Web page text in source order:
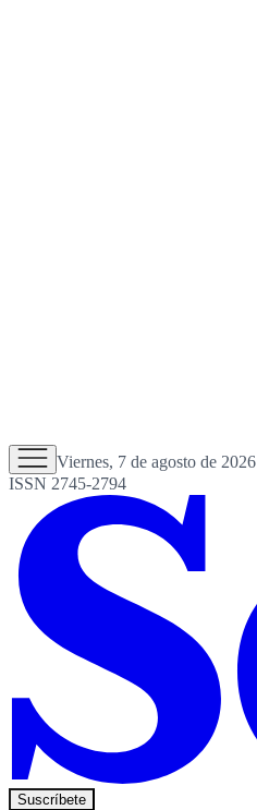
Viernes, 7 de agosto de 2026
ISSN 2745-2794
Suscríbete